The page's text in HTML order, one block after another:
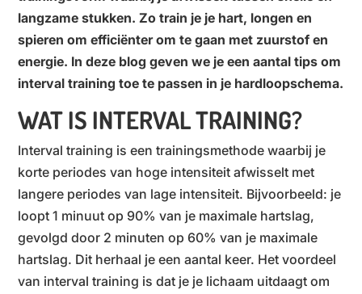
langzame stukken. Zo train je je hart, longen en
spieren om efficiënter om te gaan met zuurstof en
energie. In deze blog geven we je een aantal tips om
interval training toe te passen in je hardloopschema.
WAT IS INTERVAL TRAINING?
Interval training is een trainingsmethode waarbij je
korte periodes van hoge intensiteit afwisselt met
langere periodes van lage intensiteit. Bijvoorbeeld: je
loopt 1 minuut op 90% van je maximale hartslag,
gevolgd door 2 minuten op 60% van je maximale
hartslag. Dit herhaal je een aantal keer. Het voordeel
van interval training is dat je je lichaam uitdaagt om